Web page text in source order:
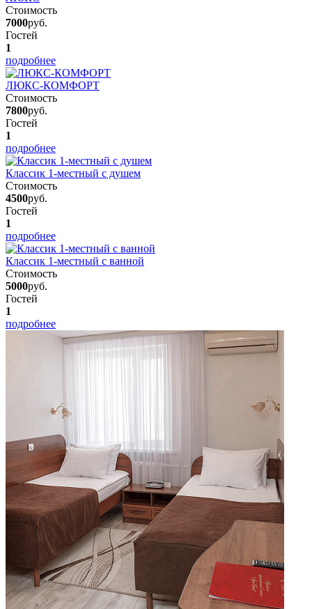
Стоимость
7000руб.
Гостей
1
подробнее
ЛЮКС-КОМФОРТ
Стоимость
7800руб.
Гостей
1
подробнее
Классик 1-местный с душем
Стоимость
4500руб.
Гостей
1
подробнее
Классик 1-местный с ванной
Стоимость
5000руб.
Гостей
1
подробнее